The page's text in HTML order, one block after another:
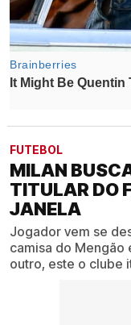
FUTEBOL
MILAN
TITULAR DO
JANELA
Jogador vem se
camisa do
outro, este o clube